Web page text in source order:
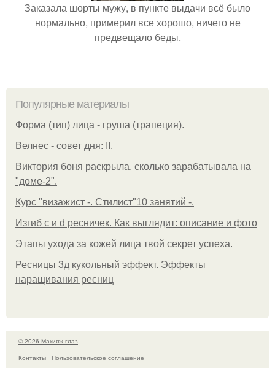
Заказала шорты мужу, в пункте выдачи всё было
нормально, примерил все хорошо, ничего не
предвещало беды.
Популярные материалы
Форма (тип) лица - груша (трапеция).
Велнес - совет дня: II.
Виктория боня раскрыла, сколько зарабатывала на
"доме-2".
Курс "визажист -. Стилист"10 занятий -.
Изгиб c и d ресничек. Как выглядит: описание и фото
Этапы ухода за кожей лица твой секрет успеха.
Ресницы 3д кукольный эффект. Эффекты
наращивания ресниц
© 2026 Макияж глаз
Контакты
Пользовательское соглашение